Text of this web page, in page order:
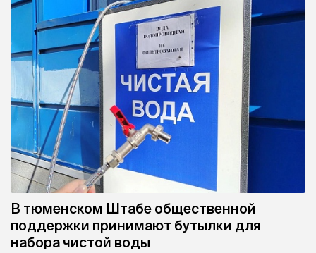
В тюменском Штабе общественной
поддержки принимают бутылки для
набора чистой воды